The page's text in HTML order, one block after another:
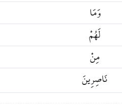
وَمَا
لَهُمْ
مِنْ
نَاصِرِينَ